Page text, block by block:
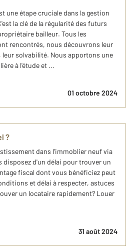
une étape cruciale dans la gestion
la clé de la régularité des futurs
bailleur. Tous les
rencontrés, nous découvrons leur
solvabilité. Nous apportons une
à l'étude et ...
01 octobre 2024
?
dans l'immoblier neuf via
d'un délai pour trouver un
fiscal dont vous bénéficiez peut
et délai à respecter, astuces
un locataire rapidement? Louer
31 août 2024